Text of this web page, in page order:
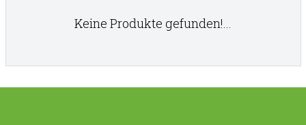
Keine Produkte gefunden!...